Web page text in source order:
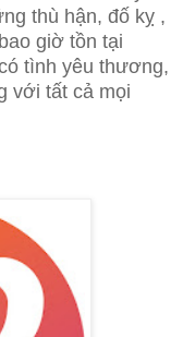
thù hận, đố kỵ ,
giờ tồn tại
tình yêu thương,
với tất cả mọi